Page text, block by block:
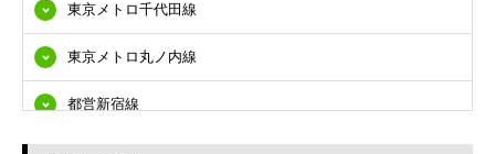
目黒区
大田区
世田谷区
東京メトロ千代田線
東京メトロ丸ノ内線
都営新宿線